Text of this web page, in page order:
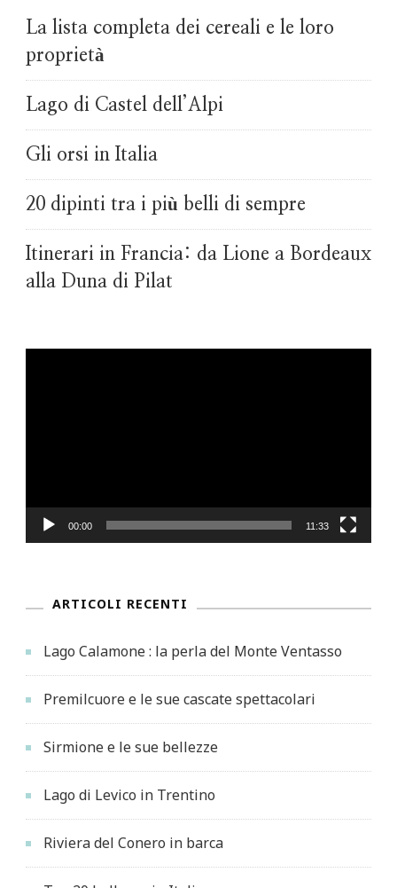
La lista completa dei cereali e le loro
proprietà
Lago di Castel dell’Alpi
Gli orsi in Italia
20 dipinti tra i più belli di sempre
Itinerari in Francia: da Lione a Bordeaux
alla Duna di Pilat
00:00 11:33
ARTICOLI RECENTI
Lago Calamone : la perla del Monte Ventasso
Premilcuore e le sue cascate spettacolari
Sirmione e le sue bellezze
Lago di Levico in Trentino
Riviera del Conero in barca